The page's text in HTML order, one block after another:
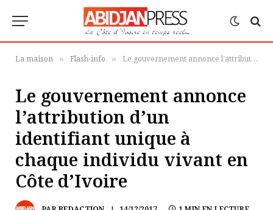
La maison » Flash-info » Le gouvernement annonce l’attribution d’un identifiant unique à chaque individu vivant en Côte d’Ivoire
Le gouvernement annonce
l’attribution d’un
identifiant unique à
chaque individu vivant en
Côte d’Ivoire